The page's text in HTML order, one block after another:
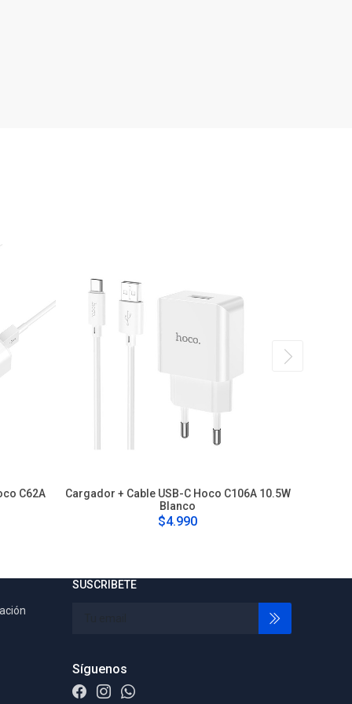
C62A
Cargador + Cable USB-C Hoco C106A 10.5W
Blanco
$4.990
SUSCRIBETE
Síguenos